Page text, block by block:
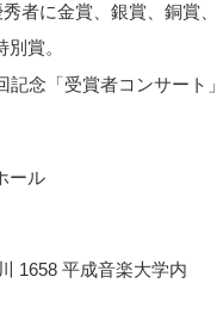
者に金賞、銀賞、銅賞
賞。
記念「受賞者コンサート
1658 平成音楽大学内